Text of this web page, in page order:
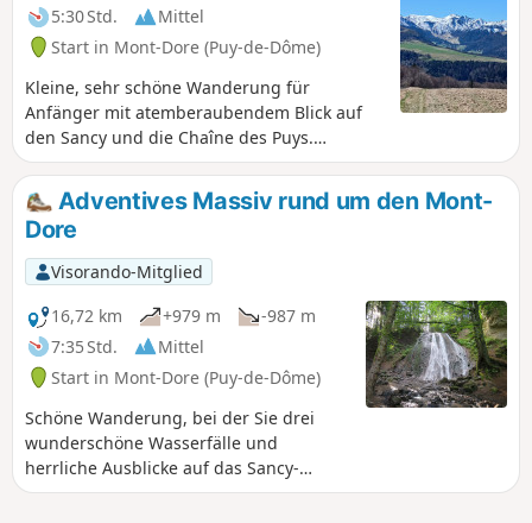
5:30 Std.
Mittel
Start in Mont-Dore (Puy-de-Dôme)
Kleine, sehr schöne Wanderung für
Anfänger mit atemberaubendem Blick auf
den Sancy und die Chaîne des Puys.
Beschreibung und Route aktualisiert vom
Moderator am 13. Mai 2024.
Adventives Massiv rund um den Mont-
Dore
Visorando-Mitglied
16,72 km
+979 m
-987 m
7:35 Std.
Mittel
Start in Mont-Dore (Puy-de-Dôme)
Schöne Wanderung, bei der Sie drei
wunderschöne Wasserfälle und
herrliche Ausblicke auf das Sancy-
Massiv und weiter bis zur Chaîne des